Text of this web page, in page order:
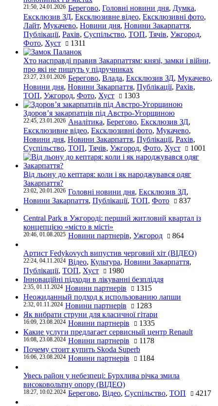
21:50, 24.01.2026 Берегово, Головні новини дня, Думка,
Ексклюзив ЗД, Ексклюзивне відео, Ексклюзивні фото,
Лайт, Мукачево, Новини дня, Новини Закарпаття,
Публікації, Рахів, Суспільство, ТОП, Тячів, Ужгород,
Фото, Хуст 1311
Хто насправді правив Закарпаттям: князі, замки і війни,
про які не пишуть у підручниках
23:27, 23.01.2026 Берегово, Влада, Ексклюзив ЗД, Мукачево,
Новини дня, Новини Закарпаття, Публікації, Рахів,
ТОП, Ужгород, Фото, Хуст 1303
Здоров’я закарпатців під Австро-Угорщиною
22:45, 23.01.2026 Аналітика, Берегово, Ексклюзив ЗД,
Ексклюзивне відео, Ексклюзивні фото, Мукачево,
Новини дня, Новини Закарпаття, Публікації, Рахів,
Суспільство, ТОП, Тячів, Ужгород, Фото, Хуст 1001
Від льону до кептаря: коли і як народжувався одяг
Закарпаття?
23:02, 20.01.2026 Головні новини дня, Ексклюзив ЗД,
Новини Закарпаття, Публікації, ТОП, Фото 837
Central Park в Ужгороді: перший житловий квартал із
концепцією «місто в місті»
20:46, 01.08.2025 Новини партнерів, Ужгород 864
Артист Fedykovych випустив черговий хіт (ВІДЕО)
22:24, 04.11.2024 Відео, Культура, Новини Закарпаття,
Публікації, ТОП, Хуст
1980
Інноваційні підходи в лікуванні безпліддя
2:35, 01.11.2024 Новини партнерів
1315
Неожиданный подход к использованию лапши
2:32, 01.11.2024 Новини партнерів
1283
Як вибрати струни для класичної гітари
16:09, 23.08.2024 Новини партнерів
1335
Какие услуги предлагает сервисный центр Renault
16:08, 23.08.2024 Новини партнерів
1178
Почему стоит купить Skoda Superb
16:06, 23.08.2024 Новини партнерів 1184
Увесь район у небезпеці: Бурхлива річка змила
високовольтну опору (ВІДЕО)
18:27, 10.02.2024 Берегово, Відео, Суспільство, ТОП 4217